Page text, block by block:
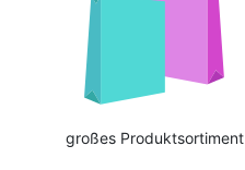
großes Produktsortiment